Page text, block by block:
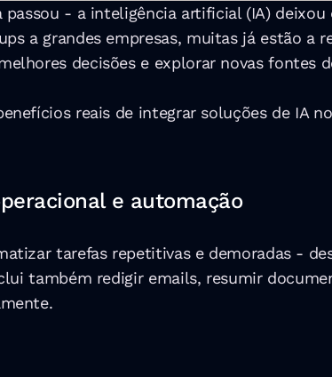
passou - a inteligência artificial (IA)
a grandes empresas, muitas já estão
decisões e explorar novas fontes
reais de integrar soluções de IA
e automação
tarefas repetitivas e demoradas -
também redigir emails, resumir